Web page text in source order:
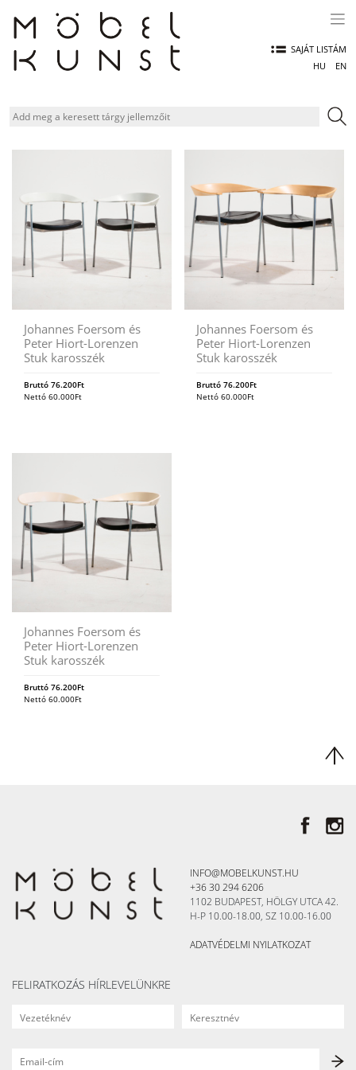
content
SAJÁT LISTÁM
HU
EN
Johannes Foersom és
Peter Hiort-Lorenzen
Stuk karosszék
Bruttó 76.200Ft
Nettó 60.000Ft
Johannes Foersom és
Peter Hiort-Lorenzen
Stuk karosszék
Bruttó76.200Ft
Nettó60.000Ft
Johannes Foersom és
Peter Hiort-Lorenzen
Stuk karosszék
Bruttó 76.200Ft
Nettó 60.000Ft
INFO@MOBELKUNST.HU
+36 30 294 6206
1102 BUDAPEST, HÖLGY UTCA 42.
H-P 10.00-18.00, SZ 10.00-16.00
ADATVÉDELMI NYILATKOZAT
FELIRATKOZÁS HÍRLEVELÜNKRE